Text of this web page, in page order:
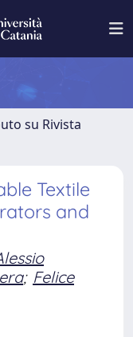
su Rivista
Textile
and
; Felice